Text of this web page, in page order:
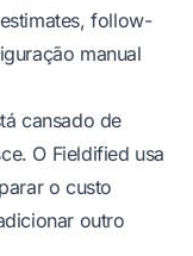
follow-
manual
cansado de
O Fieldified usa
o custo
outro